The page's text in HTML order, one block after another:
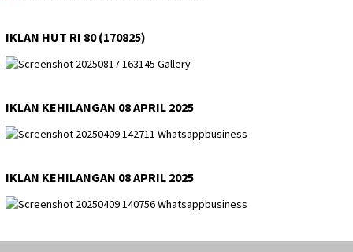
IKLAN HUT RI 80 (170825)
IKLAN KEHILANGAN 08 APRIL 2025
IKLAN KEHILANGAN 08 APRIL 2025